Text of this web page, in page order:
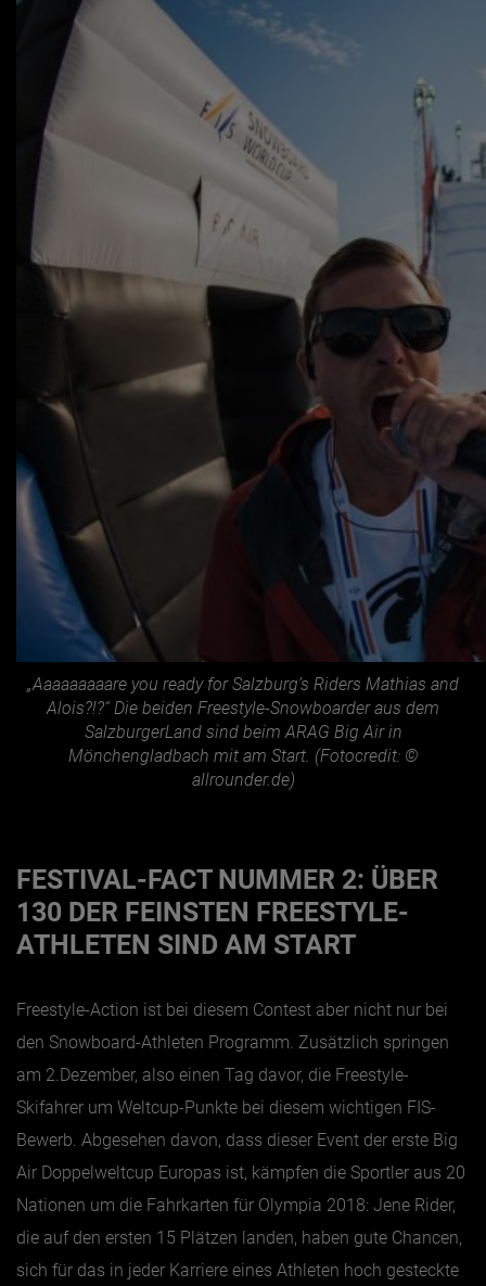
„Aaaaaaaaare you ready for Salzburg’s Riders Mathias and
Alois?!?“ Die beiden Freestyle-Snowboarder aus dem
SalzburgerLand sind beim ARAG Big Air in
Mönchengladbach mit am Start. (Fotocredit: ©
allrounder.de)
FESTIVAL-FACT NUMMER 2: ÜBER
130 DER FEINSTEN FREESTYLE-
ATHLETEN SIND AM START
Freestyle-Action ist bei diesem Contest aber nicht nur bei
den Snowboard-Athleten Programm. Zusätzlich springen
am 2.Dezember, also einen Tag davor, die Freestyle-
Skifahrer um Weltcup-Punkte bei diesem wichtigen FIS-
Bewerb. Abgesehen davon, dass dieser Event der erste Big
Air Doppelweltcup Europas ist, kämpfen die Sportler aus 20
Nationen um die Fahrkarten für Olympia 2018: Jene Rider,
die auf den ersten 15 Plätzen landen, haben gute Chancen,
sich für das in jeder Karriere eines Athleten hoch gesteckte